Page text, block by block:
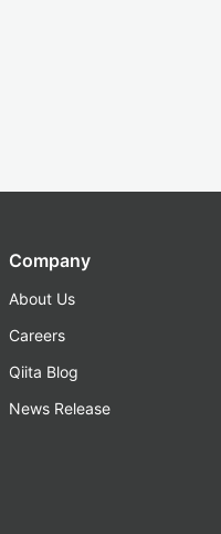
Company
About Us
Careers
Qiita Blog
News Release